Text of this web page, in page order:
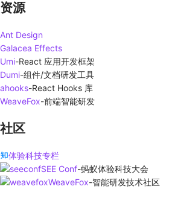
资源
Ant Design
Galacea Effects
Umi-React 应用开发框架
Dumi-组件/文档研发工具
ahooks-React Hooks 库
WeaveFox-前端智能研发
社区
体验科技专栏
SEE Conf-蚂蚁体验科技大会
WeaveFox-智能研发技术社区